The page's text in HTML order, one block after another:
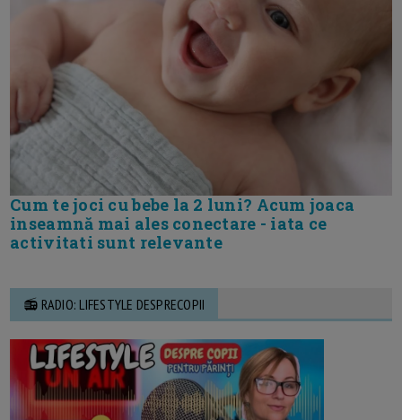
Cum te joci cu bebe la 2 luni? Acum joaca
inseamnă mai ales conectare - iata ce
activitati sunt relevante
📻 RADIO: LIFESTYLE DESPRECOPII